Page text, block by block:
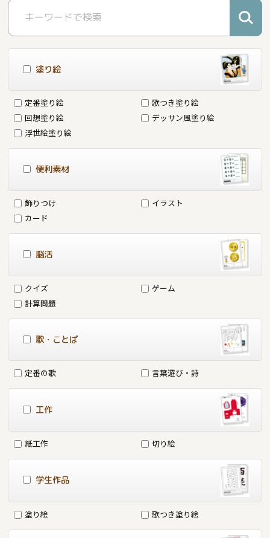
塗り絵
定番塗り絵
歌つき塗り絵
回想塗り絵
デッサン風塗り絵
浮世絵塗り絵
便利素材
飾りつけ
イラスト
カード
脳活
クイズ
ゲーム
計算問題
歌・ことば
定番の歌 言葉遊び・詩
工作
紙工作 切り絵
学生作品
塗り絵 歌つき塗り絵